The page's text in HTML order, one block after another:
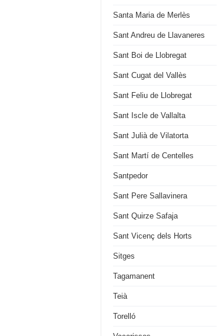
Santa Maria de Merlès
Sant Andreu de Llavaneres
Sant Boi de Llobregat
Sant Cugat del Vallès
Sant Feliu de Llobregat
Sant Iscle de Vallalta
Sant Julià de Vilatorta
Sant Martí de Centelles
Santpedor
Sant Pere Sallavinera
Sant Quirze Safaja
Sant Vicenç dels Horts
Sitges
Tagamanent
Teià
Torelló